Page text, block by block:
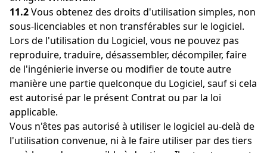
11.2Vous obtenez des droits d'utilisation simples, non
sous-licenciables et non transférables sur le logiciel.
Lors de l'utilisation du Logiciel, vous ne pouvez pas
reproduire, traduire, désassembler, décompiler, faire
de l'ingénierie inverse ou modifier de toute autre
manière une partie quelconque du Logiciel, sauf si cela
est autorisé par le présent Contrat ou par la loi
applicable.
Vous n'êtes pas autorisé à utiliser le logiciel au-delà de
l'utilisation convenue, ni à le faire utiliser par des tiers